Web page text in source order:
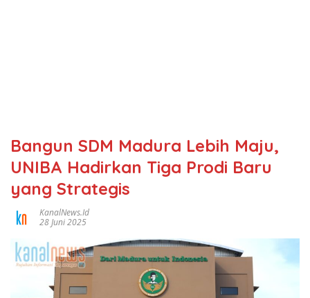
Bangun SDM Madura Lebih Maju,
UNIBA Hadirkan Tiga Prodi Baru
yang Strategis
KanalNews.id
28 Juni 2025